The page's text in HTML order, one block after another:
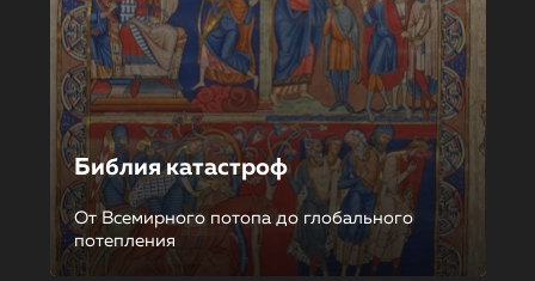
Библия катастроф
От Всемирного потопа до глобального
потепления